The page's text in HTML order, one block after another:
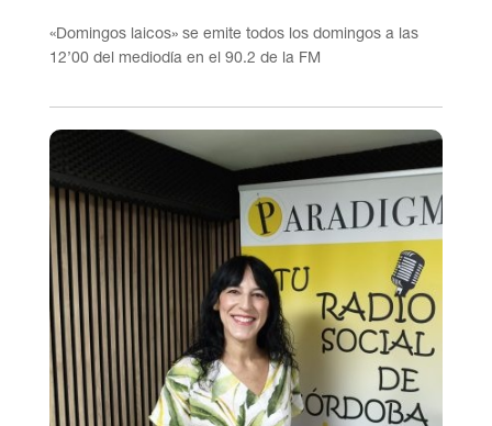
«Domingos laicos» se emite todos los domingos a las
12’00 del mediodía en el 90.2 de la FM